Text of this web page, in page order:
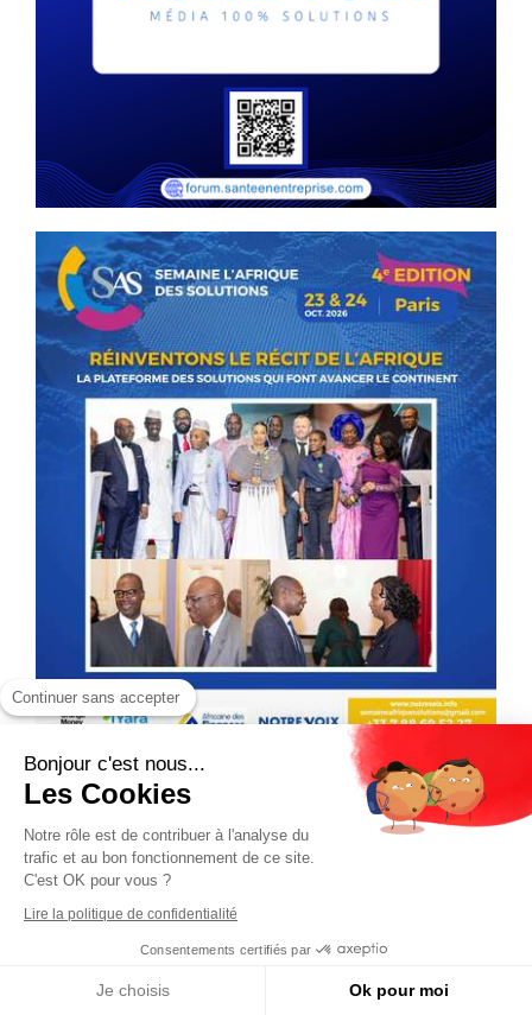
Continuer sans accepter
Bonjour c'est nous...
Les Cookies
Notre rôle est de contribuer à l'analyse du
trafic et au bon fonctionnement de ce site.
C'est OK pour vous ?
Lire la politique de confidentialité
Consentements certifiés par
Je choisis Ok pour moi